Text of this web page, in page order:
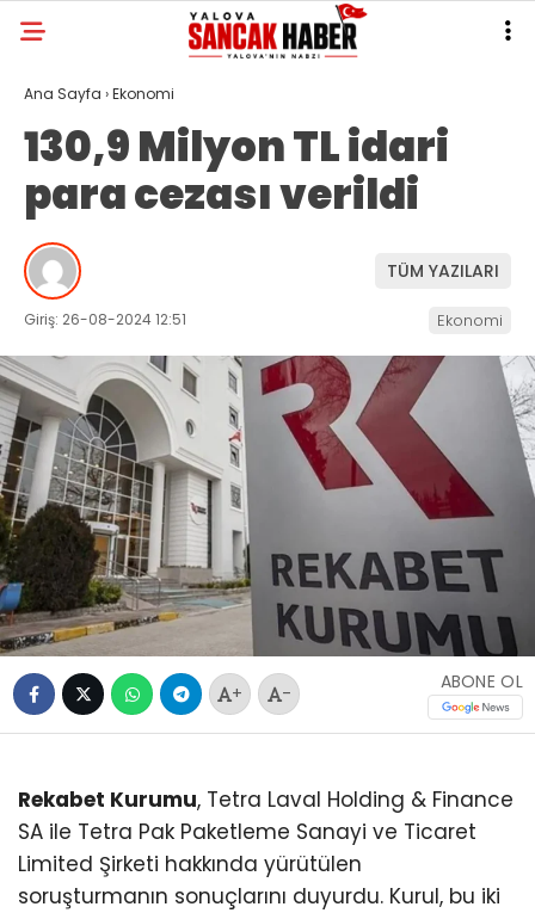
Ana Sayfa ›Ekonomi
130,9 Milyon TL idari
para cezası verildi
TÜM YAZILARI
Giriş: 26-08-2024 12:51 Ekonomi
+ -
ABONE OL
Rekabet Kurumu, Tetra Laval Holding & Finance
SA ile Tetra Pak Paketleme Sanayi ve Ticaret
Limited Şirketi hakkında yürütülen
soruşturmanın sonuçlarını duyurdu. Kurul, bu iki